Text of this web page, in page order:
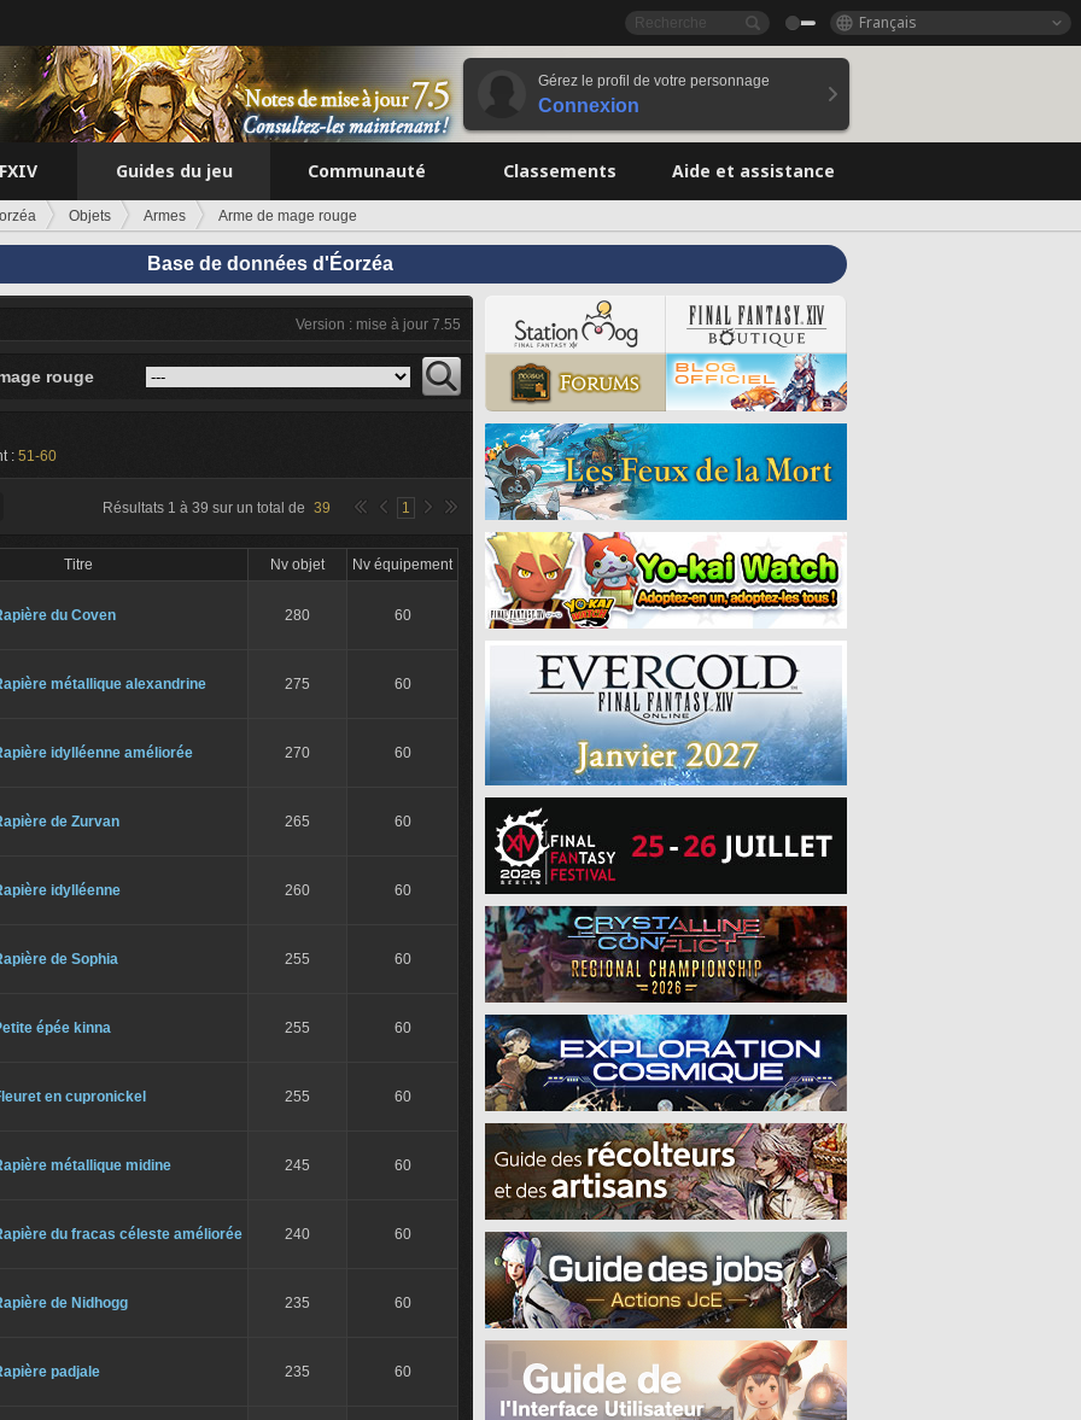
Français
Gérez le profil de votre personnage
Connexion
Guides du jeu Communauté Classements Aide et assistance
Objets Armes Arme de mage rouge
Base de données d'Éorzéa
Version : mise à jour 7.55
rouge
: 51-60
Résultats 1 à 39 sur un total de 39 1
Titre Nv objet Nv équipement
du Coven 280 60
métallique alexandrine 275 60
idylléenne améliorée 270 60
de Zurvan 265 60
idylléenne 260 60
de Sophia 255 60
épée kinna 255 60
en cupronickel 255 60
métallique midine 245 60
du fracas céleste améliorée 240 60
de Nidhogg 235 60
padjale 235 60